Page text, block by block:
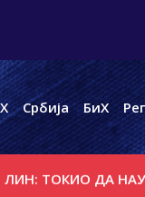
Србија БиХ
ДА НАУЧИ